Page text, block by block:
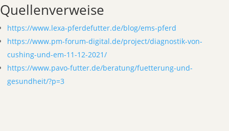
Quellenverweise
https://www.lexa-pferdefutter.de/blog/ems-pferd
https://www.pm-forum-digital.de/project/diagnostik-von-
cushing-und-em-11-12-2021/
https://www.pavo-futter.de/beratung/fuetterung-und-
gesundheit/?p=3